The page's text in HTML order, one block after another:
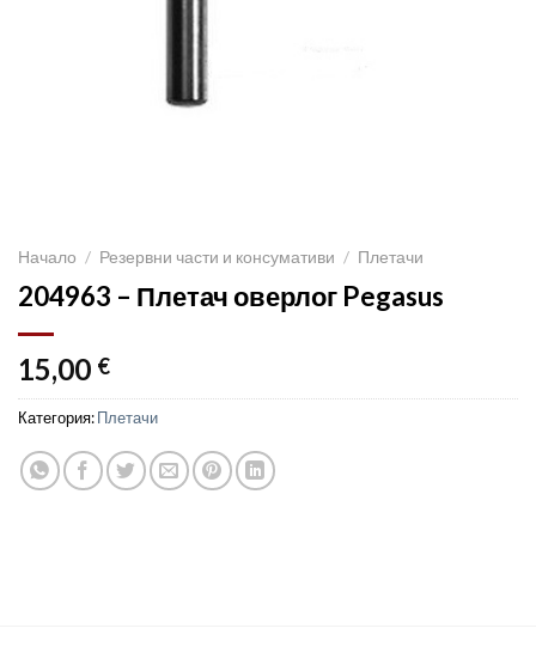
Начало / Резервни части и консумативи / Плетачи
204963 – Плетач оверлог Pegasus
15,00 €
Категория:Плетачи